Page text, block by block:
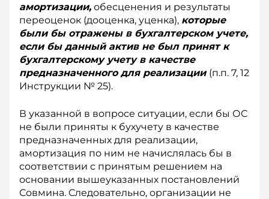
амортизации, обесценения и результаты
переоценок (дооценка, уценка), которые
были бы отражены в бухгалтерском учете,
если бы данный актив не был принят к
бухгалтерскому учету в качестве
предназначенного для реализации (п.п. 7, 12
Инструкции № 25).
В указанной в вопросе ситуации, если бы ОС
не были приняты к бухучету в качестве
предназначенных для реализации,
амортизация по ним не начислялась бы в
соответствии с принятым решением на
основании вышеуказанных постановлений
Совмина. Следовательно, организации не